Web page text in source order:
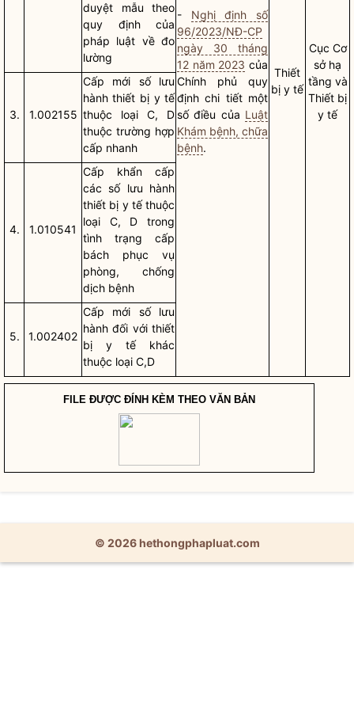
- Nghị định số
96/2023/NĐ-CP
ngày 30 tháng
12 năm 2023 của
Chính phủ quy
định chi tiết một
số điều của Luật
Khám bệnh, chữa
bệnh.
Thiết
bị y tế
Cục Cơ
sở hạ
tầng và
Thiết bị
y tế
duyệt mẫu theo
quy định của
pháp luật về đo
lường
3. 1.002155
Cấp mới số lưu
hành thiết bị y tế
thuộc loại C, D
thuộc trường hợp
cấp nhanh
4. 1.010541
Cấp khẩn cấp
các số lưu hành
thiết bị y tế thuộc
loại C, D trong
tình trạng cấp
bách phục vụ
phòng, chống
dịch bệnh
5. 1.002402
Cấp mới số lưu
hành đối với thiết
bị y tế khác
thuộc loại C,D
FILE ĐƯỢC ĐÍNH KÈM THEO VĂN BẢN
© 2026 hethongphapluat.com